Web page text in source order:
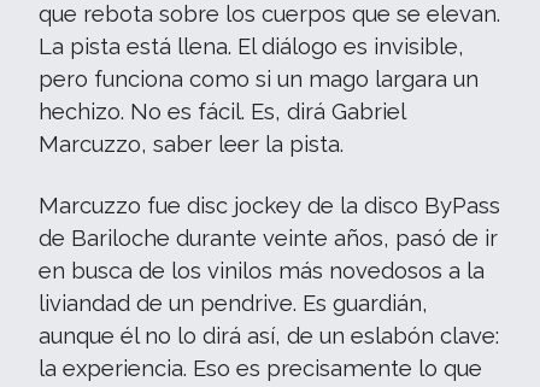
que rebota sobre los cuerpos que se elevan.
La pista está llena. El diálogo es invisible,
pero funciona como si un mago largara un
hechizo. No es fácil. Es, dirá Gabriel
Marcuzzo, saber leer la pista.
Marcuzzo fue disc jockey de la disco ByPass
de Bariloche durante veinte años, pasó de ir
en busca de los vinilos más novedosos a la
liviandad de un pendrive. Es guardián,
aunque él no lo dirá así, de un eslabón clave:
la experiencia. Eso es precisamente lo que